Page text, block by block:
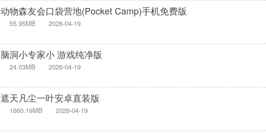
动物森友会口袋营地(Pocket Camp)手机免费版
55.95MB 2026-04-19
脑洞小专家小 游戏纯净版
24.03MB 2026-04-19
遮天凡尘一叶安卓直装版
1660.19MB 2026-04-19